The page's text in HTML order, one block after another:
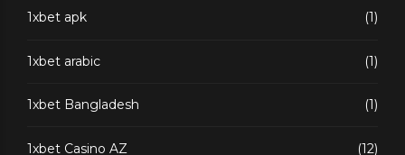
1xbet apk (1)
1xbet arabic (1)
1xbet Bangladesh (1)
1xbet Casino AZ (12)